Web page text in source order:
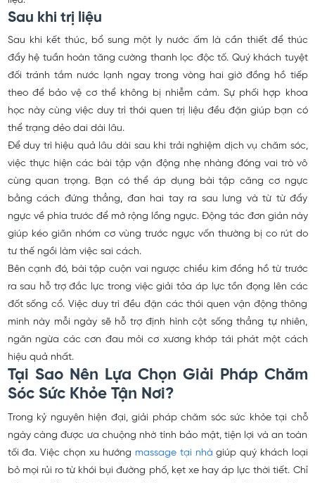
Sau khi trị liệu
Sau khi kết thúc, bổ sung một ly nước ấm là cần thiết để thúc
đẩy hệ tuần hoàn tăng cường thanh lọc độc tố. Quý khách tuyệt
đối tránh tắm nước lạnh ngay trong vòng hai giờ đồng hồ tiếp
theo để bảo vệ cơ thể không bị nhiễm cảm. Sự phối hợp khoa
học này cùng việc duy trì thói quen trị liệu đều đặn giúp bạn có
thể trạng dẻo dai dài lâu.
Để duy trì hiệu quả lâu dài sau khi trải nghiệm dịch vụ chăm sóc,
việc thực hiện các bài tập vận động nhẹ nhàng đóng vai trò vô
cùng quan trọng. Bạn có thể áp dụng bài tập căng cơ ngực
bằng cách đứng thẳng, đan hai tay ra sau lưng và từ từ đẩy
ngực về phía trước để mở rộng lồng ngực. Động tác đơn giản này
giúp kéo giãn nhóm cơ vùng trước ngực vốn thường bị co rút do
tư thế ngồi làm việc sai cách.
Bên cạnh đó, bài tập cuộn vai ngược chiều kim đồng hồ từ trước
ra sau hỗ trợ đắc lực trong việc giải tỏa áp lực tồn đọng lên các
đốt sống cổ. Việc duy trì đều đặn các thói quen vận động thông
minh này mỗi ngày sẽ hỗ trợ định hình cột sống thẳng tự nhiên,
ngăn ngừa các cơn đau mỏi cơ xương khớp tái phát một cách
hiệu quả nhất.
Tại Sao Nên Lựa Chọn Giải Pháp Chăm
Sóc Sức Khỏe Tận Nơi?
Trong kỷ nguyên hiện đại, giải pháp chăm sóc sức khỏe tại chỗ
ngày càng được ưa chuộng nhờ tính bảo mật, tiện lợi và an toàn
tối đa. Việc chọn xu hướng massage tại nhà giúp quý khách loại
bỏ mọi rủi ro từ khói bụi đường phố, kẹt xe hay áp lực thời tiết. Chỉ